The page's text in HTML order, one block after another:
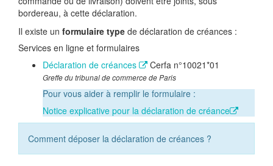
bordereau, à cette déclaration.
Il existe un formulaire type de déclaration de créances :
Services en ligne et formulaires
Déclaration de créances
Cerfa n°10021*01
Greffe du tribunal de commerce de Paris
Pour vous aider à remplir le formulaire :
Notice explicative pour la déclaration de créance
Comment déposer la déclaration de créances ?